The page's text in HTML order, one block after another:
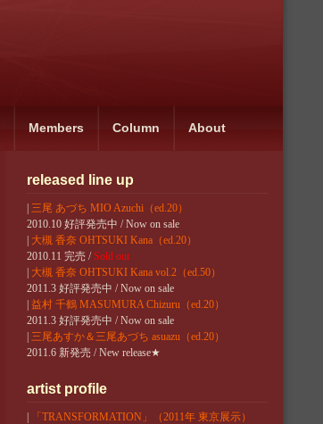
Members Column About
released line up
三尾 あづち MIO Azuchi（ed.20）
2010.10 好評発売中 / Now on sale
大槻 香奈 OHTSUKI Kana（ed.20）
2010.11 完売 /Sold out
大槻 香奈 OHTSUKI Kana vol.2（ed.50）
2011.3 好評発売中 / Now on sale
益村 千鶴 MASUMURA Chizuru（ed.20）
2011.3 好評発売中 / Now on sale
三尾あすか＆三尾あづち asuazu（ed.20）
2011.6 新発売 / New release★
artist profile
「TRANSFORMATION」（2011年 東京展示）